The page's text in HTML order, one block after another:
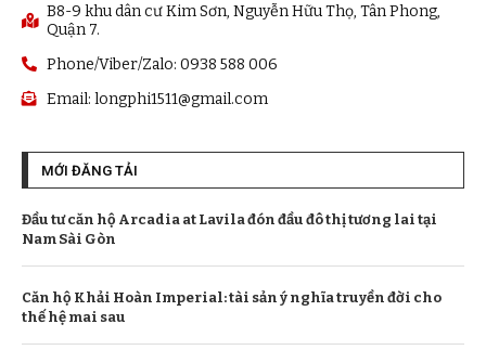
B8-9 khu dân cư Kim Sơn, Nguyễn Hữu Thọ, Tân Phong,
Quận 7.
Phone/Viber/Zalo: 0938 588 006
Email: longphi1511@gmail.com
MỚI ĐĂNG TẢI
Đầu tư căn hộ Arcadia at Lavila đón đầu đô thị tương lai tại
Nam Sài Gòn
Căn hộ Khải Hoàn Imperial: tài sản ý nghĩa truyền đời cho
thế hệ mai sau